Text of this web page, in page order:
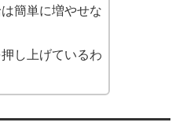
簡単に増やせな
し上げているわ